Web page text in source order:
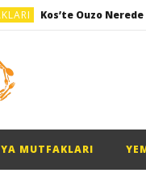
Kos’te Ouzo
Milano Yemek Turu
Kos’te Ouzo
MUTFAKLARI